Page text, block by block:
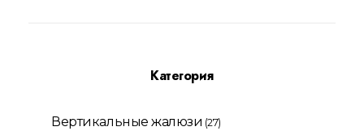
Категория
Вертикальные жалюзи (27)